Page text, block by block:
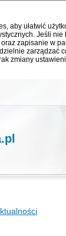
aby ułatwić
Jeśli nie
zapisanie w
zarządzać
zmiany